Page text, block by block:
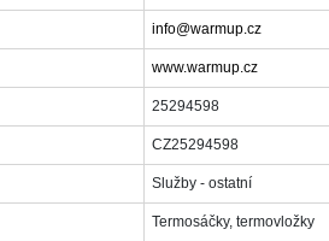
info@warmup.cz
www.warmup.cz
25294598
CZ25294598
Služby - ostatní
Termosáčky, termovložky